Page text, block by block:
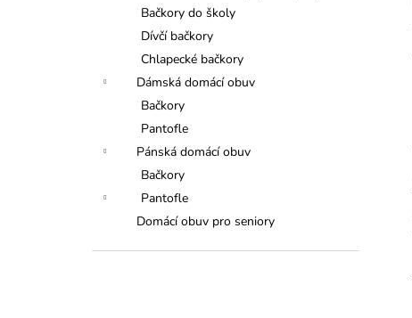
Bačkory do školy
Dívčí bačkory
Chlapecké bačkory
Dámská domácí obuv
Bačkory
Pantofle
Pánská domácí obuv
Bačkory
Pantofle
Domácí obuv pro seniory